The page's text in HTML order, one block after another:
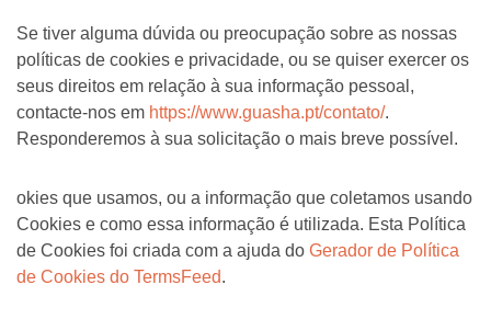
Se tiver alguma dúvida ou preocupação sobre as nossas
políticas de cookies e privacidade, ou se quiser exercer os
seus direitos em relação à sua informação pessoal,
contacte-nos em https://www.guasha.pt/contato/.
Responderemos à sua solicitação o mais breve possível.
okies que usamos, ou a informação que coletamos usando
Cookies e como essa informação é utilizada. Esta Política
de Cookies foi criada com a ajuda do Gerador de Política
de Cookies do TermsFeed.